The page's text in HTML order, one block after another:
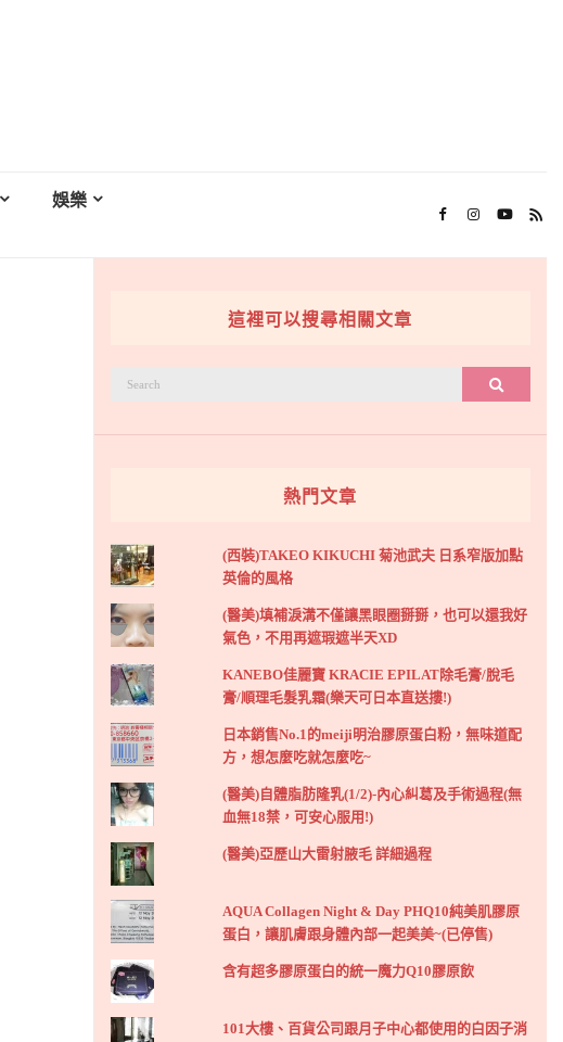
娛樂
這裡可以搜尋相關文章
搜尋
熱門文章
(西裝)TAKEO KIKUCHI 菊池武夫 日系窄版加點
英倫的風格
(醫美)填補淚溝不僅讓黑眼圈掰掰，也可以還我好
氣色，不用再遮瑕遮半天XD
KANEBO佳麗寶 KRACIE EPILAT除毛膏/脫毛
膏/順理毛髮乳霜(樂天可日本直送摟!)
日本銷售No.1的meiji明治膠原蛋白粉，無味道配
方，想怎麼吃就怎麼吃~
(醫美)自體脂肪隆乳(1/2)-內心糾葛及手術過程(無
血無18禁，可安心服用!)
(醫美)亞歷山大雷射腋毛 詳細過程
AQUA Collagen Night & Day PHQ10純美肌膠原
蛋白，讓肌膚跟身體內部一起美美~(已停售)
含有超多膠原蛋白的統一魔力Q10膠原飲
101大樓、百貨公司跟月子中心都使用的白因子消